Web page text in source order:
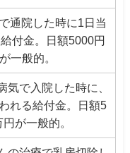
通院した時に1日当
付金。日額5000円
一般的。
気で入院した時に、
れる給付金。日額5
が一般的。